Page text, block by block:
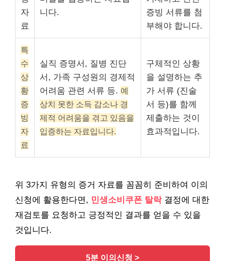
자
료
니다.
증빙 서류를 첨
부해야 합니다.
특
수
상
황
증
빙
자
료
실직 증명서, 질병 진단
서, 가족 구성원의 경제적
어려움 관련 서류 등. 예
상치 못한 소득 감소나 경
제적 어려움을 겪고 있음을
입증하는 자료입니다.
구체적인 상황
을 설명하는 추
가 서류 (진술
서 등)를 함께
제출하는 것이
효과적입니다.
위 3가지 유형의 증거 자료를 꼼꼼히 준비하여 이의
신청에 활용한다면, 민생소비쿠폰 탈락결정에 대한
재검토를 요청하고 긍정적인 결과를 얻을 수 있을
것입니다.
5분 이의신청 >